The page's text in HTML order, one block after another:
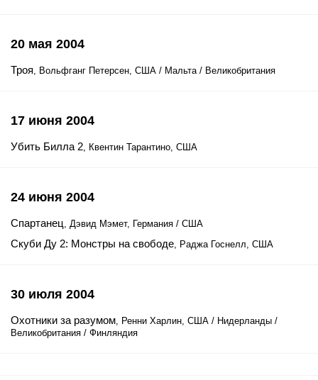
20 мая 2004
Троя, Вольфганг Петерсен, США / Мальта / Великобритания
17 июня 2004
Убить Билла 2, Квентин Тарантино, США
24 июня 2004
Спартанец, Дэвид Мэмет, Германия / США
Скуби Ду 2: Монстры на свободе, Раджа Госнелл, США
30 июля 2004
Охотники за разумом, Ренни Харлин, США / Нидерланды /
Великобритания / Финляндия